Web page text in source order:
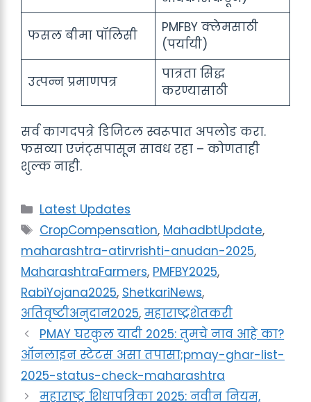
फसल बीमा पॉलिसी
PMFBY क्लेमसाठी
(पर्यायी)
उत्पन्न प्रमाणपत्र
पात्रता सिद्ध
करण्यासाठी
सर्व कागदपत्रे डिजिटल स्वरूपात अपलोड करा.
फसव्या एजंट्सपासून सावध रहा – कोणताही
शुल्क नाही.
Categories
Latest Updates
Tags
CropCompensation, MahadbtUpdate,
maharashtra-atirvrishti-anudan-2025,
MaharashtraFarmers, PMFBY2025,
RabiYojana2025, ShetkariNews,
अतिवृष्टीअनुदान2025, महाराष्ट्रशेतकरी
PMAY घरकुल यादी 2025: तुमचे नाव आहे का?
ऑनलाइन स्टेटस असा तपासा;pmay-ghar-list-
2025-status-check-maharashtra
महाराष्ट्र शिधापत्रिका 2025: नवीन नियम,